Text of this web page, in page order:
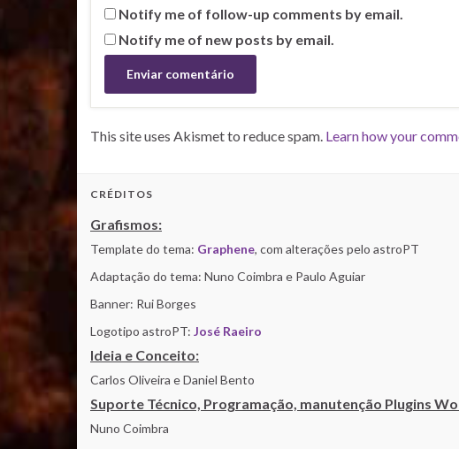
Notify me of follow-up comments by email.
Notify me of new posts by email.
This site uses Akismet to reduce spam. Learn how your
CRÉDITOS
Grafismos:
Template do tema: Graphene, com alterações pelo astroPT
Adaptação do tema: Nuno Coimbra e Paulo Aguiar
Banner: Rui Borges
Logotipo astroPT: José Raeiro
Ideia e Conceito:
Carlos Oliveira e Daniel Bento
Suporte Técnico, Programação, manutenção Plugins
Nuno Coimbra